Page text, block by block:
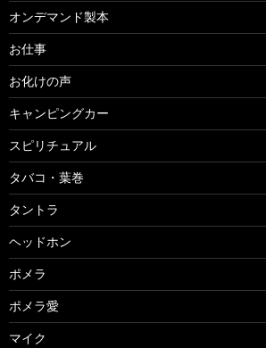
オンデマンド製本
お仕事
お化けの声
キャンピングカー
スピリチュアル
タバコ・葉巻
タントラ
ヘッドホン
ポメラ
ポメラ愛
マイク